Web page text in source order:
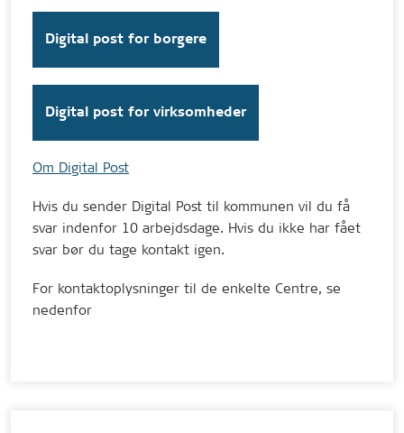
Digital post for borgere
Digital post for virksomheder
Om Digital Post
Hvis du sender Digital Post til kommunen vil du få
svar indenfor 10 arbejdsdage. Hvis du ikke har fået
svar bør du tage kontakt igen.
For kontaktoplysninger til de enkelte Centre, se
nedenfor